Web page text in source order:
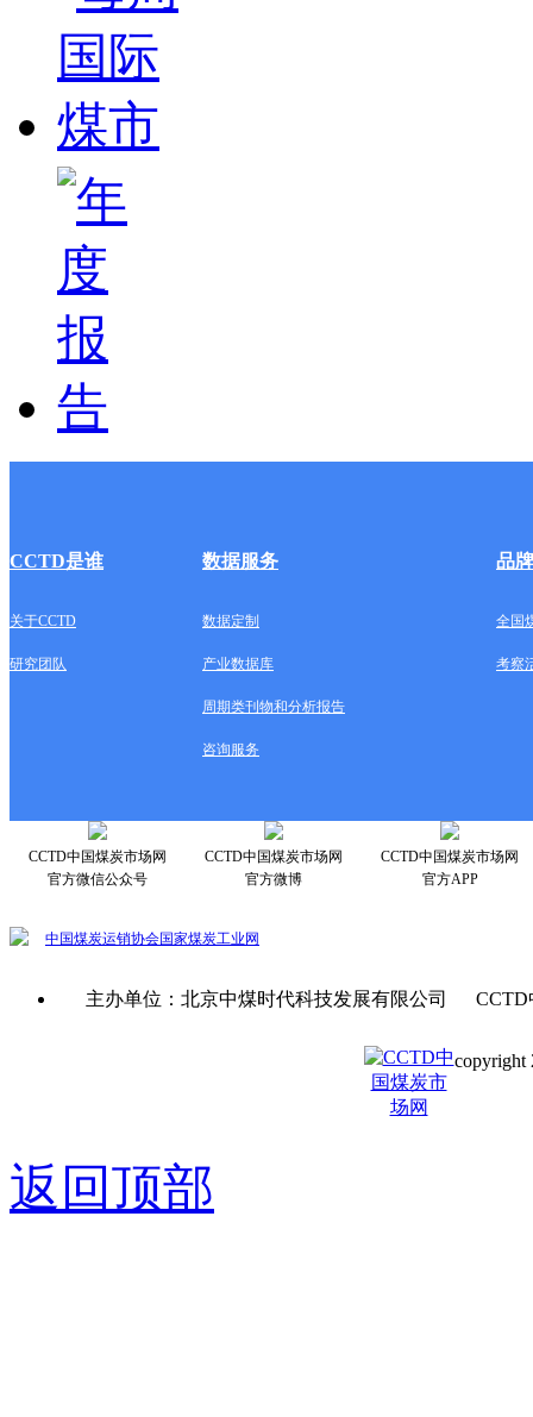
CCTD是谁 数据服务 品
关于CCTD 数据定制 全国
研究团队 产业数据库 考察
周期类刊物和分析报告
咨询服务
CCTD中国煤炭市场网
官方微信公众号
CCTD中国煤炭市场网
官方微博
CCTD中国煤炭市场网
官方APP
中国煤炭运销协会国家煤炭工业网
主办单位：北京中煤时代科技发展有限公司
copyright
返回顶部